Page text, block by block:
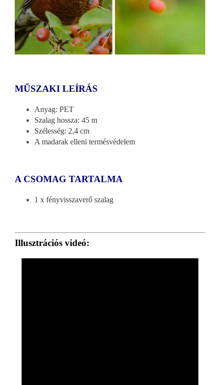
MŰSZAKI LEÍRÁS
Anyag: PET
Szalag hossza: 45 m
Szélesség: 2,4 cm
A madarak elleni termésvédelem
A CSOMAG TARTALMA
1 x fényvisszaverő szalag
Illusztrációs videó: